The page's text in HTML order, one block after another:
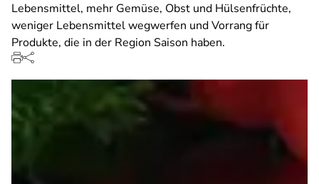
Lebensmittel, mehr Gemüse, Obst und Hülsenfrüchte,
weniger Lebensmittel wegwerfen und Vorrang für
Produkte, die in der Region Saison haben.